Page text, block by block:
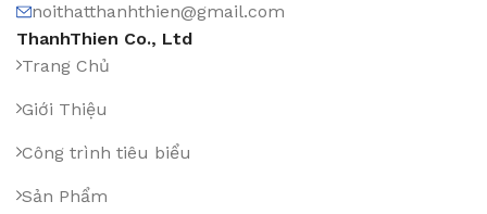
noithatthanhthien@gmail.com
ThanhThien Co., Ltd
Trang Chủ
Giới Thiệu
Công trình tiêu biểu
Sản Phẩm